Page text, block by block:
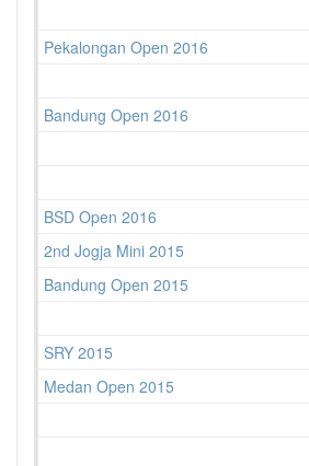
Pekalongan Open 2016
Bandung Open 2016
BSD Open 2016
2nd Jogja Mini 2015
Bandung Open 2015
SRY 2015
Medan Open 2015